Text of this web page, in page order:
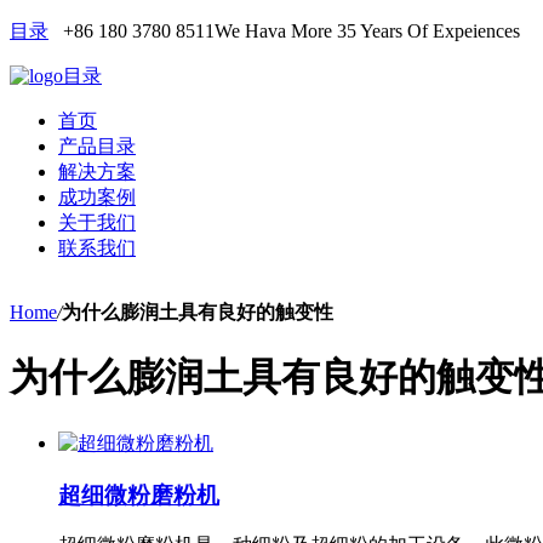
目录 +86 180 3780 8511We Hava More 35 Years Of Expeiences
目录
首页
产品目录
解决方案
成功案例
关于我们
联系我们
Home/为什么膨润土具有良好的触变性
为什么膨润土具有良好的触变
超细微粉磨粉机